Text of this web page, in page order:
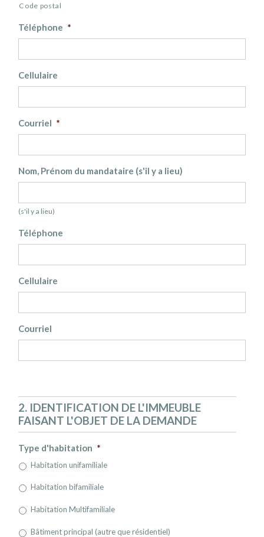
Code postal
Téléphone *
Cellulaire
Courriel *
Nom, Prénom du mandataire (s'il y a lieu)
(s'il y a lieu)
Téléphone
Cellulaire
Courriel
2. IDENTIFICATION DE L'IMMEUBLE
FAISANT L'OBJET DE LA DEMANDE
Type d'habitation *
Habitation unifamiliale
Habitation bifamiliale
Habitation Multifamiliale
Bâtiment principal (autre que résidentiel)